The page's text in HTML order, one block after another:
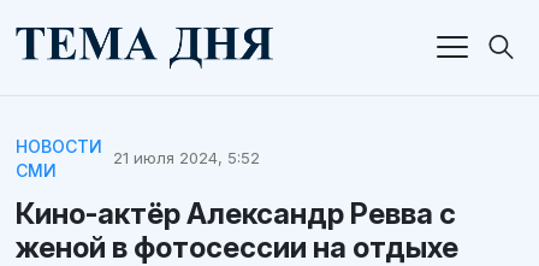
НОВОСТИ
СМИ
21 июля 2024, 5:52
Кино-актёр Александр Ревва с
женой в фотосессии на отдыхе